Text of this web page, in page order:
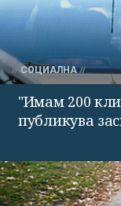
СОЦИАЛНА
"Имам 200
публикува